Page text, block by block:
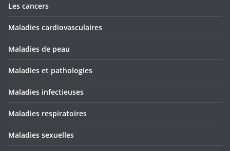
Les cancers
Maladies cardiovasculaires
Maladies de peau
Maladies et pathologies
Maladies infectieuses
Maladies respiratoires
Maladies sexuelles